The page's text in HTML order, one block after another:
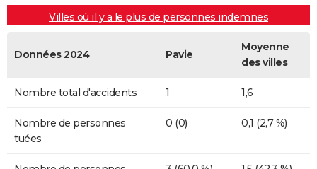
Villes où il y a le plus de personnes indemnes
Données 2024 Pavie
Moyenne
des villes
Nombre total d'accidents 1 1,6
Nombre de personnes
tuées
0 (0) 0,1 (2,7 %)